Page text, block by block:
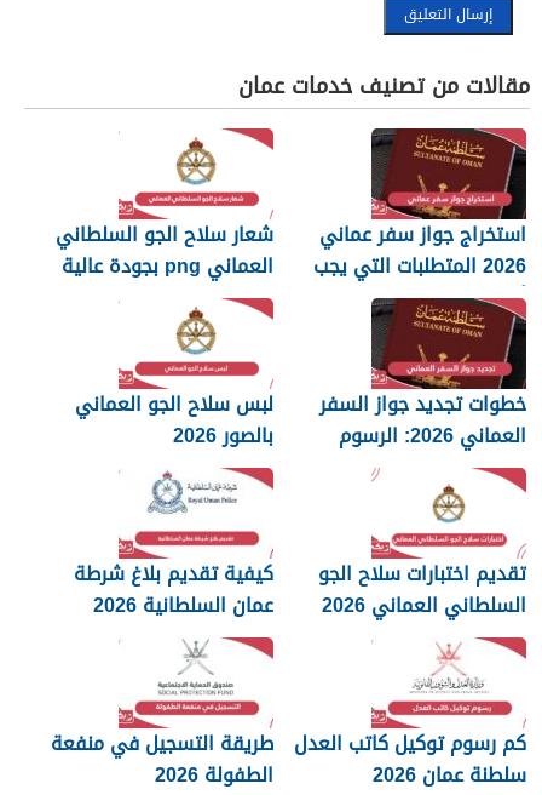
مقالات من تصنيف خدمات عمان
استخراج جواز سفر عماني
2026 المتطلبات التي يجب
أن تعرفها
شعار سلاح الجو السلطاني
العماني png بجودة عالية
2026
خطوات تجديد جواز السفر
العماني 2026: الرسوم
والمستندات المطلوبة
لبس سلاح الجو العماني
بالصور 2026
تقديم اختبارات سلاح الجو
السلطاني العماني 2026
كيفية تقديم بلاغ شرطة
عمان السلطانية 2026
كم رسوم توكيل كاتب العدل
سلطنة عمان 2026
طريقة التسجيل في منفعة
الطفولة 2026